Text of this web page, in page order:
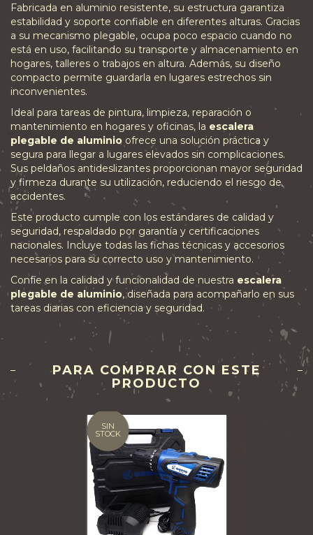
Fabricada en aluminio resistente, su estructura garantiza
estabilidad y soporte confiable en diferentes alturas. Gracias
a su mecanismo plegable, ocupa poco espacio cuando no
está en uso, facilitando su transporte y almacenamiento en
hogares, talleres o trabajos en altura. Además, su diseño
compacto permite guardarla en lugares estrechos sin
inconvenientes.
Ideal para tareas de pintura, limpieza, reparación o
mantenimiento en hogares y oficinas, la escalera
plegable de aluminio ofrece una solución práctica y
segura para llegar a lugares elevados sin complicaciones.
Sus peldaños antideslizantes proporcionan mayor seguridad
y firmeza durante su utilización, reduciendo el riesgo de
accidentes.
Este producto cumple con los estándares de calidad y
seguridad, respaldado por garantía y certificaciones
nacionales. Incluye todas las fichas técnicas y accesorios
necesarios para su correcto uso y mantenimiento.
Confíe en la calidad y funcionalidad de nuestra escalera
plegable de aluminio, diseñada para acompañarlo en sus
tareas diarias con eficiencia y seguridad.
PARA COMPRAR CON ESTE
PRODUCTO
SIN
STOCK